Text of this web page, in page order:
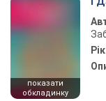
показати
обкладинку